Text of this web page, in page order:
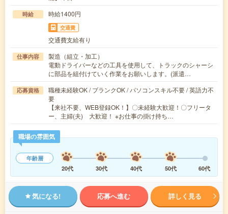
時給 時給1400円
交通費
交通費支給有り
仕事内容
製造（組立・加工）
電動ドライバーなどの工具を使用して、トラックのシャーシ
に部品を組付けていく作業をお願いします。(派遣…
応募資格
職種未経験OK / ブランクOK / パソコンスキル不要 / 英語力不
要
【来社不要、WEB登録OK！】〇未経験大歓迎！〇フリータ
ー、主婦(夫) 大歓迎！ ※お仕事の掛け持ち…
職場の雰囲気
年齢層
20代
30代 40代 50代 60代
気になる! 応募へ進む 詳しく見る